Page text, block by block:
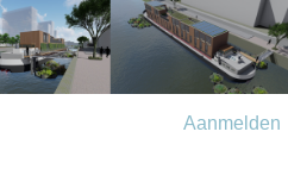
Aanmelden